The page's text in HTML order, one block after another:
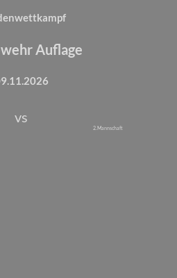
Auflage
vs
2. Mannschaft